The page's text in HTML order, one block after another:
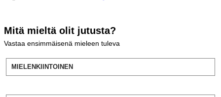
Mitä mieltä olit jutusta?
Vastaa ensimmäisenä mieleen tuleva
MIELENKIINTOINEN